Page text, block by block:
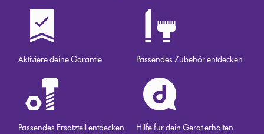
Aktiviere deine Garantie Passendes Zubehör entdecken
Passendes Ersatzteil entdecken Hilfe für dein Gerät erhalten